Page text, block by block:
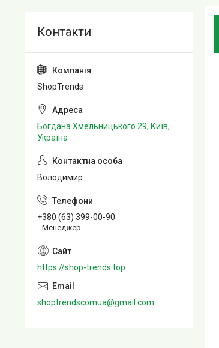
ShopTrends
Богдана Хмельницького 29, Київ,
Україна
Володимир
+380 (63) 399-00-90
Менеджер
https://shop-trends.top
shoptrendscomua@gmail.com